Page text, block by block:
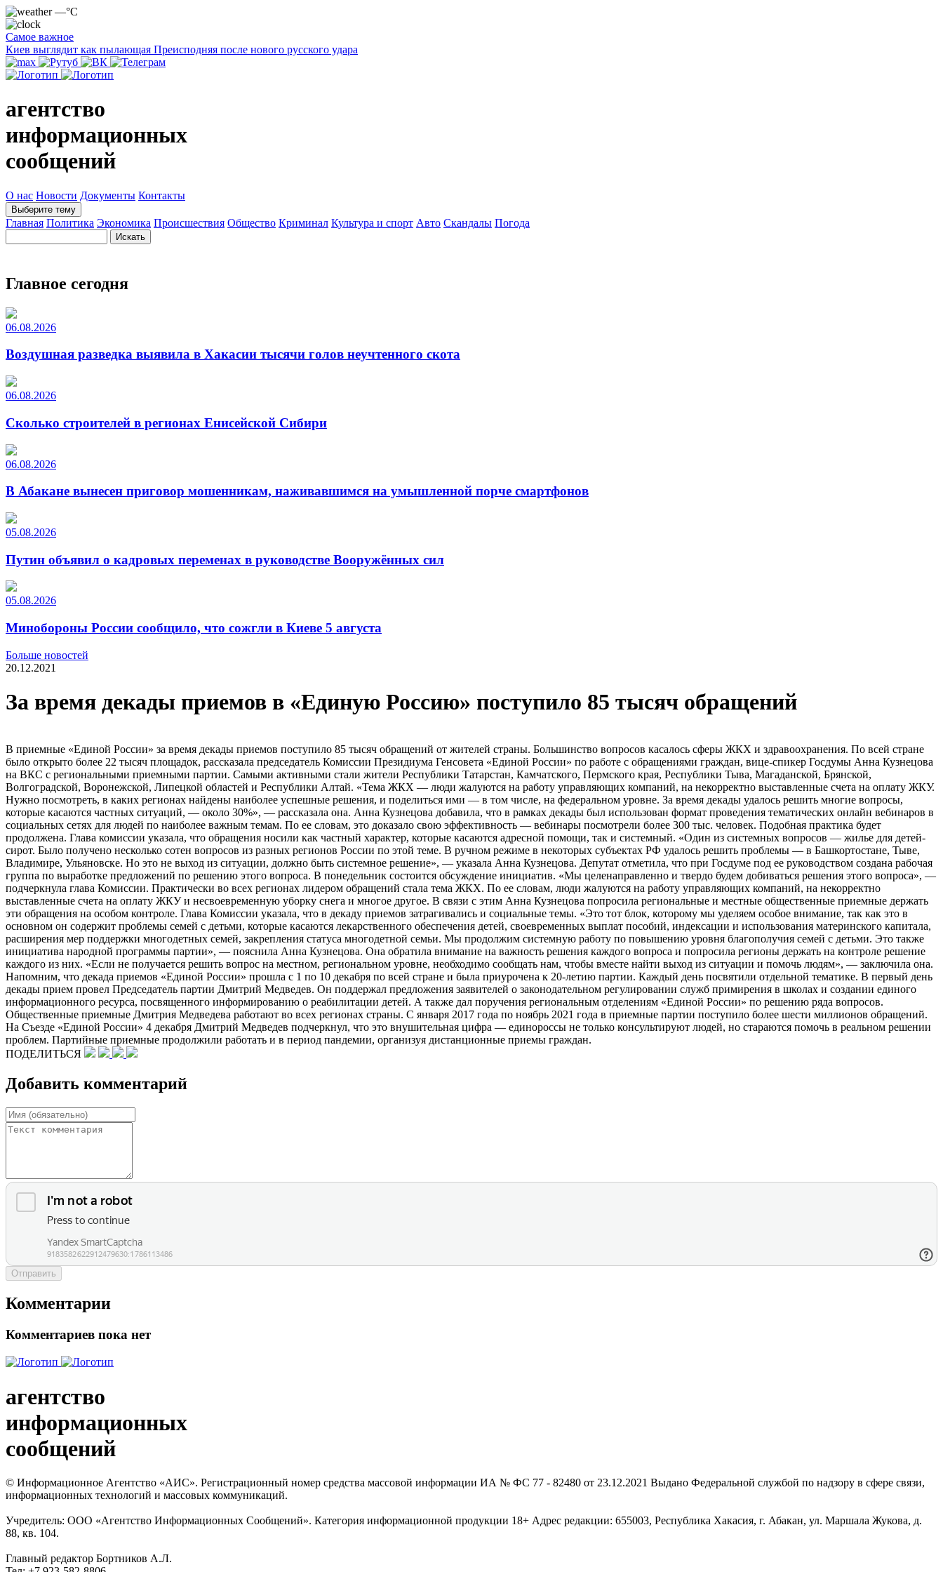
—°C
Самое важное
Киев выглядит как пылающая Преисподняя после нового русского удара
агентство
информационных
сообщений
О нас Новости Документы Контакты
Выберите тему
Главная Политика Экономика Происшествия Общество Криминал Культура и спорт Авто Скандалы Погода
Главное сегодня
06.08.2026
Воздушная разведка выявила в Хакасии тысячи голов неучтенного скота
06.08.2026
Сколько строителей в регионах Енисейской Сибири
06.08.2026
В Абакане вынесен приговор мошенникам, наживавшимся на умышленной порче смартфонов
05.08.2026
Путин объявил о кадровых переменах в руководстве Вооружённых сил
05.08.2026
Минобороны России сообщило, что сожгли в Киеве 5 августа
Больше новостей
20.12.2021
За время декады приемов в «Единую Россию» поступило 85 тысяч обращений
В приемные «Единой России» за время декады приемов поступило 85 тысяч обращений от жителей страны. Большинство вопросов касалось сферы ЖКХ и здравоохранения. По всей стране
было открыто более 22 тысяч площадок, рассказала председатель Комиссии Президиума Генсовета «Единой России» по работе с обращениями граждан, вице-спикер Госдумы Анна Кузнецова
на ВКС с региональными приемными партии. Самыми активными стали жители Республики Татарстан, Камчатского, Пермского края, Республики Тыва, Магаданской, Брянской,
Волгоградской, Воронежской, Липецкой областей и Республики Алтай. «Тема ЖКХ — люди жалуются на работу управляющих компаний, на некорректно выставленные счета на оплату ЖКУ.
Нужно посмотреть, в каких регионах найдены наиболее успешные решения, и поделиться ими — в том числе, на федеральном уровне. За время декады удалось решить многие вопросы,
которые касаются частных ситуаций, — около 30%», — рассказала она. Анна Кузнецова добавила, что в рамках декады был использован формат проведения тематических онлайн вебинаров в
социальных сетях для людей по наиболее важным темам. По ее словам, это доказало свою эффективность — вебинары посмотрели более 300 тыс. человек. Подобная практика будет
продолжена. Глава комиссии указала, что обращения носили как частный характер, которые касаются адресной помощи, так и системный. «Один из системных вопросов — жилье для детей-
сирот. Было получено несколько сотен вопросов из разных регионов России по этой теме. В ручном режиме в некоторых субъектах РФ удалось решить проблемы — в Башкортостане, Тыве,
Владимире, Ульяновске. Но это не выход из ситуации, должно быть системное решение», — указала Анна Кузнецова. Депутат отметила, что при Госдуме под ее руководством создана рабочая
группа по выработке предложений по решению этого вопроса. В понедельник состоится обсуждение инициатив. «Мы целенаправленно и твердо будем добиваться решения этого вопроса», —
подчеркнула глава Комиссии. Практически во всех регионах лидером обращений стала тема ЖКХ. По ее словам, люди жалуются на работу управляющих компаний, на некорректно
выставленные счета на оплату ЖКУ и несвоевременную уборку снега и многое другое. В связи с этим Анна Кузнецова попросила региональные и местные общественные приемные держать
эти обращения на особом контроле. Глава Комиссии указала, что в декаду приемов затрагивались и социальные темы. «Это тот блок, которому мы уделяем особое внимание, так как это в
основном он содержит проблемы семей с детьми, которые касаются лекарственного обеспечения детей, своевременных выплат пособий, индексации и использования материнского капитала,
расширения мер поддержки многодетных семей, закрепления статуса многодетной семьи. Мы продолжим системную работу по повышению уровня благополучия семей с детьми. Это также
инициатива народной программы партии», — пояснила Анна Кузнецова. Она обратила внимание на важность решения каждого вопроса и попросила регионы держать на контроле решение
каждого из них. «Если не получается решить вопрос на местном, региональном уровне, необходимо сообщать нам, чтобы вместе найти выход из ситуации и помочь людям», — заключила она.
Напомним, что декада приемов «Единой России» прошла с 1 по 10 декабря по всей стране и была приурочена к 20-летию партии. Каждый день посвятили отдельной тематике. В первый день
декады прием провел Председатель партии Дмитрий Медведев. Он поддержал предложения заявителей о законодательном регулировании служб примирения в школах и создании единого
информационного ресурса, посвященного информированию о реабилитации детей. А также дал поручения региональным отделениям «Единой России» по решению ряда вопросов.
Общественные приемные Дмитрия Медведева работают во всех регионах страны. С января 2017 года по ноябрь 2021 года в приемные партии поступило более шести миллионов обращений.
На Съезде «Единой России» 4 декабря Дмитрий Медведев подчеркнул, что это внушительная цифра — единороссы не только консультируют людей, но стараются помочь в реальном решении
проблем. Партийные приемные продолжили работать и в период пандемии, организуя дистанционные приемы граждан.
ПОДЕЛИТЬСЯ
Добавить комментарий
Отправить
Комментарии
Комментариев пока нет
агентство
информационных
сообщений
© Информационное Агентство «АИС». Регистрационный номер средства массовой информации ИА № ФС 77 - 82480 от 23.12.2021 Выдано Федеральной службой по надзору в сфере связи,
информационных технологий и массовых коммуникаций.
Учредитель: ООО «Агентство Информационных Сообщений». Категория информационной продукции 18+ Адрес редакции: 655003, Республика Хакасия, г. Абакан, ул. Маршала Жукова, д.
88, кв. 104.
Главный редактор Бортников А.Л.